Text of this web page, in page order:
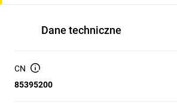
(kWh/1000h): 7, Klasa efektywności
trybie włączenia Pon [W]: 7, Moc w trybie
zachowania strumienia świetlnego: 0,93,
Dane techniczne
CN
85395200